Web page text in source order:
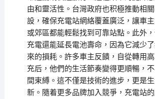
由和靈活性。台灣政府也积極推動相
設，確保充電站網絡覆蓋廣泛，讓車
或郊區都能輕鬆找到可靠站點。此外
充電還能延長電池壽命，因為它減少
來的損耗。許多車主反饋，自從轉用
充后，他們的生活節奏變得更順暢，
間束縛。這不僅是技術的進步，更是
新。隨着更多品牌加入競爭，充電站